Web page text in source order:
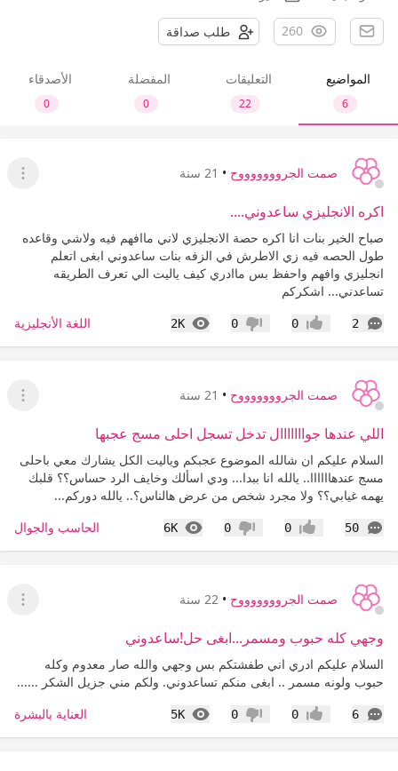
260 طلب صداقة
المواضيع
6
التعليقات
22
المفضلة
0
الأصدقاء
0
صمت الجروووووووح • 21 سنة
عرض
اكره الانجليزي ساعدوني....
صباح الخير بنات انا اكره حصة الانجليزي لاني ماافهم فيه ولاشي وقاعده
طول الحصه فيه زي الاطرش في الزفه بنات ساعدوني ابغى اتعلم
انجليزي وافهم واحفظ بس ماادري كيف ياليت الي تعرف الطريقه
تساعدني... اشكركم
2
التعليقات إعجاب0 عدم إعجاب
0
2K
المشاهدات اللغة الأنجليزية
صمت الجروووووووح • 21 سنة
عرض
اللي عندها جوااااااال تدخل تسجل احلى مسج عجبها
السلام عليكم ان شالله الموضوع عجبكم وياليت الكل يشارك معي باحلى
مسج عندهاااااا.. يالله انا ببدا... ودي اسألك وخايف الرد حساس؟؟ قلبك
يهمه غيابي؟؟ ولا مجرد شخص من عرض هالناس؟.. يالله دوركم...
50
التعليقات إعجاب0 عدم إعجاب
0
6K
المشاهدات الحاسب والجوال
صمت الجروووووووح • 22 سنة
عرض
وجهي كله حبوب ومسمر...ابغى حل!ساعدوني
السلام عليكم ادري اني طفشتكم بس وجهي والله صار معدوم وكله
حبوب ولونه مسمر .. ابغى منكم تساعدوني. ولكم مني جزيل الشكر ......
6
التعليقات إعجاب0 عدم إعجاب
0
5K
المشاهدات العناية بالبشرة